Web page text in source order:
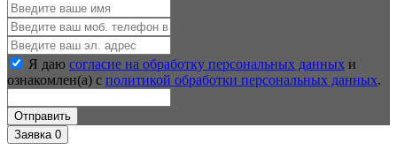
Я даю согласие на обработку персональных данных и
ознакомлен(а) с политикой обработки персональных данных.
Отправить
Заявка 0